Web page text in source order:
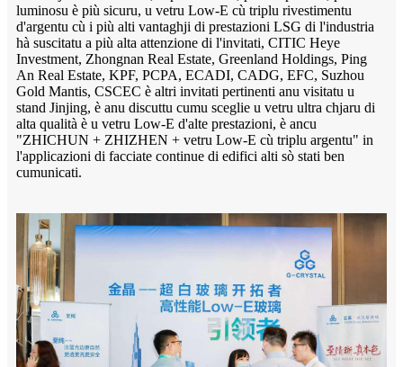
luminosu è più sicuru, u vetru Low-E cù triplu rivestimentu
d'argentu cù i più alti vantaghji di prestazioni LSG di l'industria
hà suscitatu a più alta attenzione di l'invitati, CITIC Heye
Investment, Zhongnan Real Estate, Greenland Holdings, Ping
An Real Estate, KPF, PCPA, ECADI, CADG, EFC, Suzhou
Gold Mantis, CSCEC è altri invitati pertinenti anu visitatu u
stand Jinjing, è anu discuttu cumu sceglie u vetru ultra chjaru di
alta qualità è u vetru Low-E d'alte prestazioni, è ancu
"ZHICHUN + ZHIZHEN + vetru Low-E cù triplu argentu" in
l'applicazioni di facciate continue di edifici alti sò stati ben
cumunicati.